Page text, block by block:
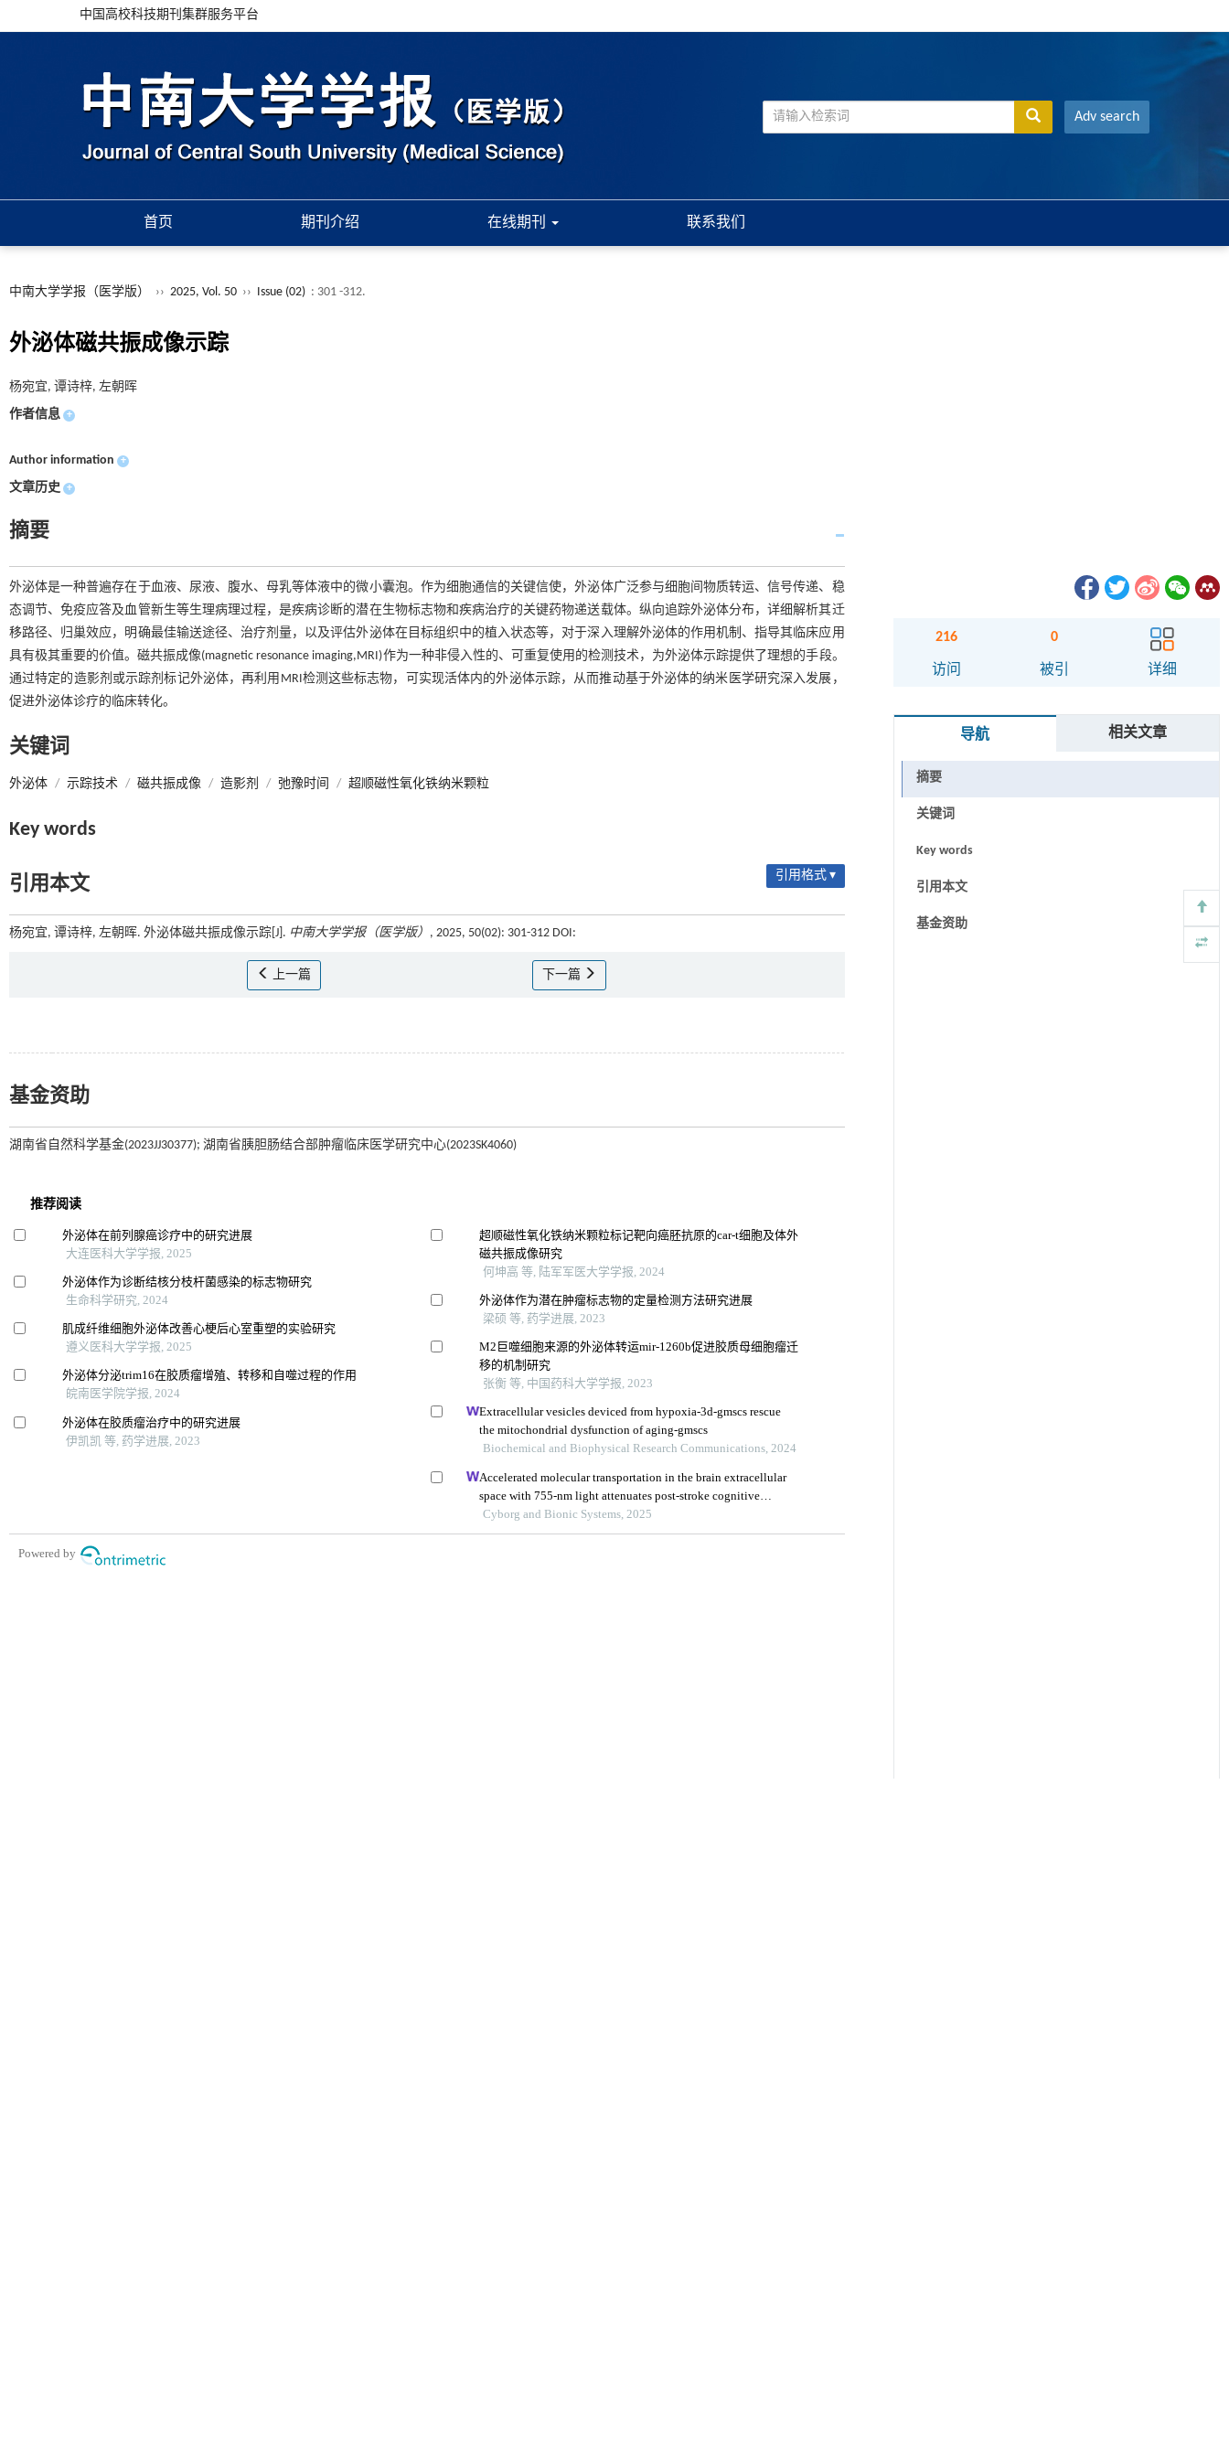
中国高校科技期刊集群服务平台
Adv search
首页 期刊介绍 在线期刊 联系我们
中南大学学报（医学版） ›› 2025, Vol. 50 ›› Issue (02) : 301 -312.
外泌体磁共振成像示踪
杨宛宜, 谭诗梓, 左朝晖
作者信息 +
Author information +
文章历史 +
摘要
外泌体是一种普遍存在于血液、尿液、腹水、母乳等体液中的微小囊泡。作为细胞通信的关键信使，外泌体广泛参与细胞间物质转运、信号传递、稳
态调节、免疫应答及血管新生等生理病理过程，是疾病诊断的潜在生物标志物和疾病治疗的关键药物递送载体。纵向追踪外泌体分布，详细解析其迁
移路径、归巢效应，明确最佳输送途径、治疗剂量，以及评估外泌体在目标组织中的植入状态等，对于深入理解外泌体的作用机制、指导其临床应用
具有极其重要的价值。磁共振成像(magnetic resonance imaging,MRI)作为一种非侵入性的、可重复使用的检测技术，为外泌体示踪提供了理想的手段。
通过特定的造影剂或示踪剂标记外泌体，再利用MRI检测这些标志物，可实现活体内的外泌体示踪，从而推动基于外泌体的纳米医学研究深入发展，
促进外泌体诊疗的临床转化。
关键词
外泌体 / 示踪技术 / 磁共振成像 / 造影剂 / 弛豫时间 / 超顺磁性氧化铁纳米颗粒
Key words
引用本文 引用格式 ▾
杨宛宜, 谭诗梓, 左朝晖. 外泌体磁共振成像示踪[J]. 中南大学学报（医学版） , 2025, 50(02): 301-312 DOI:
上一篇 下一篇
基金资助
湖南省自然科学基金(2023JJ30377); 湖南省胰胆肠结合部肿瘤临床医学研究中心(2023SK4060)
216
访问
0
被引 详细
导航 相关文章
摘要
关键词
Key words
引用本文
基金资助